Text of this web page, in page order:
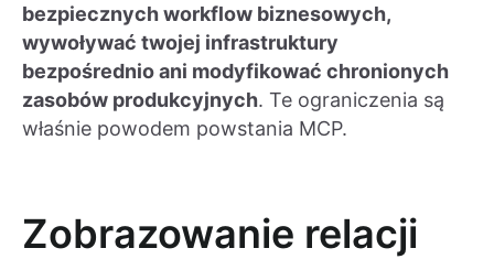
bezpiecznych workflow biznesowych,
wywoływać twojej infrastruktury
bezpośrednio ani modyfikować chronionych
zasobów produkcyjnych. Te ograniczenia są
właśnie powodem powstania MCP.
Zobrazowanie relacji